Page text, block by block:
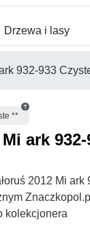
Drzewa i lasy
**
ark
2012 Mi ark
kolekcjonera